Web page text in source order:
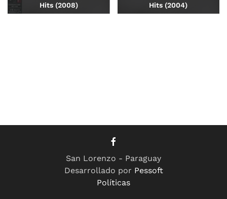
Hits (2008)
Hits (2004)
San Lorenzo - Paraguay
Desarrollado por Pessoft
Políticas